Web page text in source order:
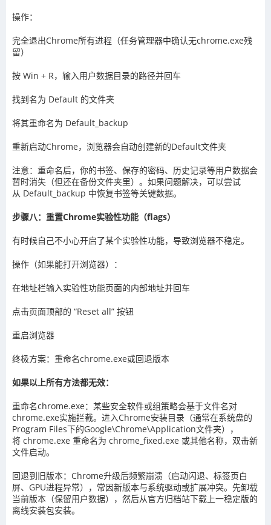
操作：
完全退出Chrome所有进程（任务管理器中确认无chrome.exe残
留）
按 Win + R，输入用户数据目录的路径并回车
找到名为 Default 的文件夹
将其重命名为 Default_backup
重新启动Chrome，浏览器会自动创建新的Default文件夹
注意：重命名后，你的书签、保存的密码、历史记录等用户数据会
暂时消失（但还在备份文件夹里）。如果问题解决，可以尝试
从 Default_backup 中恢复书签等关键数据。
步骤八：重置Chrome实验性功能（flags）
有时候自己不小心开启了某个实验性功能，导致浏览器不稳定。
操作（如果能打开浏览器）：
在地址栏输入实验性功能页面的内部地址并回车
点击页面顶部的 “Reset all” 按钮
重启浏览器
终极方案：重命名chrome.exe或回退版本
如果以上所有方法都无效：
重命名chrome.exe：某些安全软件或组策略会基于文件名对
chrome.exe实施拦截。进入Chrome安装目录（通常在系统盘的
Program Files下的Google\Chrome\Application文件夹），
将 chrome.exe 重命名为 chrome_fixed.exe 或其他名称，双击新
文件启动。
回退到旧版本：Chrome升级后频繁崩溃（启动闪退、标签页白
屏、GPU进程异常），常因新版本与系统驱动或扩展冲突。先卸载
当前版本（保留用户数据），然后从官方归档站下载上一稳定版的
离线安装包安装。